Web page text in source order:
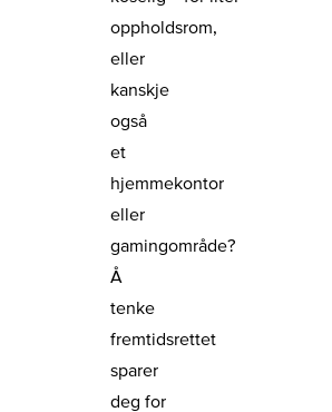
oppholdsrom,
eller
kanskje
også
et
hjemmekontor
eller
gamingområde?
Å
tenke
fremtidsrettet
sparer
deg for